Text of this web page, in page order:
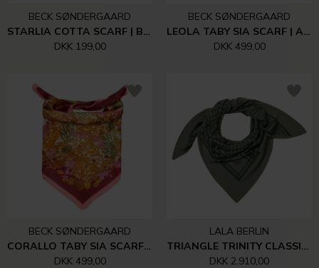
BECK SØNDERGAARD
STARLIA COTTA SCARF | BIRCH WHITE
DKK 199,00
BECK SØNDERGAARD
LEOLA TABY SIA SCARF | AQUA GRAY
DKK 499,00
BECK SØNDERGAARD
CORALLO TABY SIA SCARF | POMPEIAN RED
DKK 499,00
LALA BERLIN
TRIANGLE TRINITY CLASSIC | MOSS
DKK 2.910,00